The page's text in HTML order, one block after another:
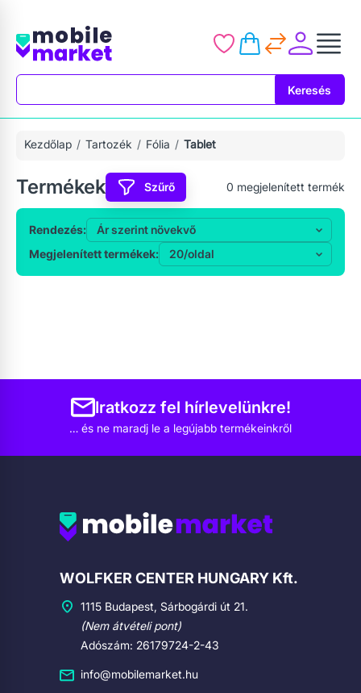
Keresés
Kezdőlap Tartozék Fólia Tablet
Termékek Szűrő 0 megjelenített termék
Rendezés:
Megjelenített termékek:
Iratkozz fel hírlevelünkre!
… és ne maradj le a legújabb termékeinkről
Cégadatok
WOLFKER CENTER HUNGARY Kft.
1115 Budapest, Sárbogárdi út 21.
(Nem átvételi pont)
Adószám: 26179724-2-43
info@mobilemarket.hu